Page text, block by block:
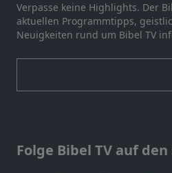
Verpasse keine Highlights. Der
aktuellen Programmtipps,
Neuigkeiten rund um Bibel TV
Folge Bibel TV auf